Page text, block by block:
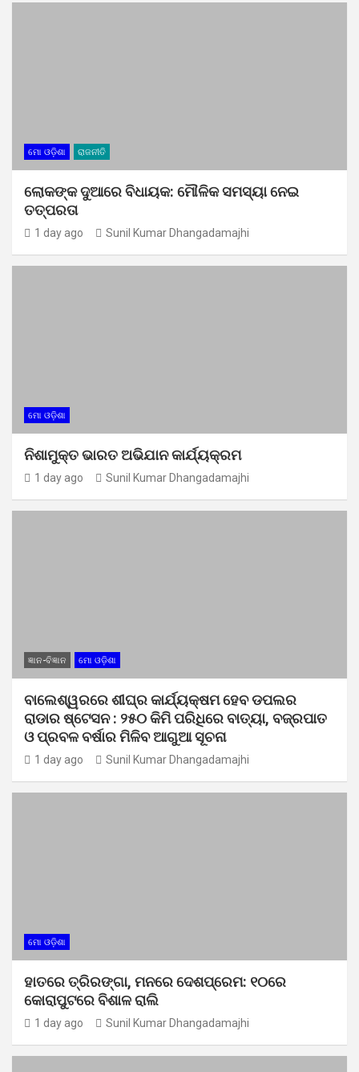
ମୋ ଓଡ଼ିଶା ରାଜନୀତି
ଲୋକଙ୍କ ଦୁଆରେ ବିଧାୟକ: ମୌଳିକ ସମସ୍ୟା ନେଇ
ତତ୍ପରତା
1 day ago Sunil Kumar Dhangadamajhi
ମୋ ଓଡ଼ିଶା
ନିଶାମୁକ୍ତ ଭାରତ ଅଭିଯାନ କାର୍ଯ୍ୟକ୍ରମ
1 day ago Sunil Kumar Dhangadamajhi
ଜ୍ଞାନ-ବିଜ୍ଞାନ ମୋ ଓଡ଼ିଶା
ବାଲେଶ୍ୱରରେ ଶୀଘ୍ର କାର୍ଯ୍ୟକ୍ଷମ ହେବ ଡପଲର
ରାଡାର ଷ୍ଟେସନ : ୨୫୦ କିମି ପରିଧିରେ ବାତ୍ୟା, ବଜ୍ରପାତ
ଓ ପ୍ରବଳ ବର୍ଷାର ମିଳିବ ଆଗୁଆ ସୂଚନା
1 day ago Sunil Kumar Dhangadamajhi
ମୋ ଓଡ଼ିଶା
ହାତରେ ତ୍ରିରଙ୍ଗା, ମନରେ ଦେଶପ୍ରେମ: ୧୦ରେ
କୋରାପୁଟରେ ବିଶାଳ ରାଲି
1 day ago Sunil Kumar Dhangadamajhi